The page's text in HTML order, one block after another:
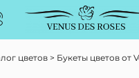
цветов Букеты цветов от